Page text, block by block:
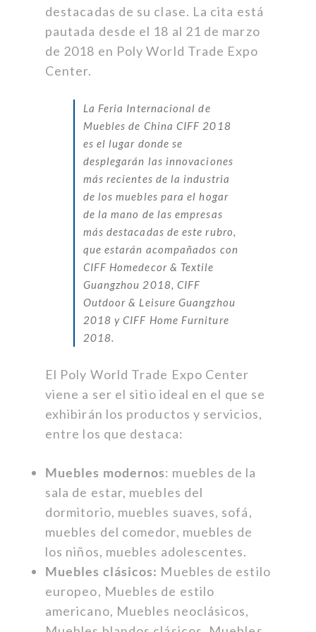
destacadas de su clase. La cita está
pautada desde el 18 al 21 de marzo
de 2018 en Poly World Trade Expo
Center.
La Feria Internacional de
Muebles de China CIFF 2018
es el lugar donde se
desplegarán las innovaciones
más recientes de la industria
de los muebles para el hogar
de la mano de las empresas
más destacadas de este rubro,
que estarán acompañados con
CIFF Homedecor & Textile
Guangzhou 2018, CIFF
Outdoor & Leisure Guangzhou
2018 y CIFF Home Furniture
2018.
El Poly World Trade Expo Center
viene a ser el sitio ideal en el que se
exhibirán los productos y servicios,
entre los que destaca:
Muebles modernos: muebles de la
sala de estar, muebles del
dormitorio, muebles suaves, sofá,
muebles del comedor, muebles de
los niños, muebles adolescentes.
Muebles clásicos: Muebles de estilo
europeo, Muebles de estilo
americano, Muebles neoclásicos,